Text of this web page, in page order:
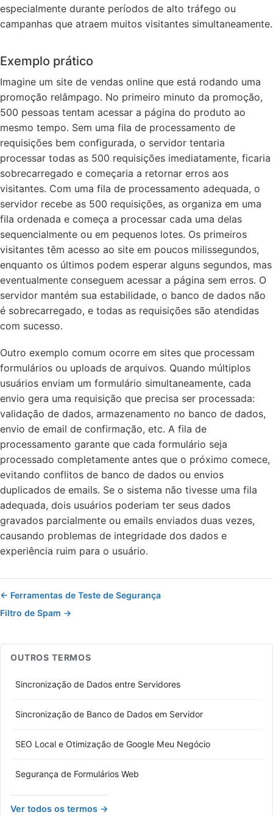
especialmente durante períodos de alto tráfego ou
campanhas que atraem muitos visitantes simultaneamente.
Exemplo prático
Imagine um site de vendas online que está rodando uma
promoção relâmpago. No primeiro minuto da promoção,
500 pessoas tentam acessar a página do produto ao
mesmo tempo. Sem uma fila de processamento de
requisições bem configurada, o servidor tentaria
processar todas as 500 requisições imediatamente, ficaria
sobrecarregado e começaria a retornar erros aos
visitantes. Com uma fila de processamento adequada, o
servidor recebe as 500 requisições, as organiza em uma
fila ordenada e começa a processar cada uma delas
sequencialmente ou em pequenos lotes. Os primeiros
visitantes têm acesso ao site em poucos milissegundos,
enquanto os últimos podem esperar alguns segundos, mas
eventualmente conseguem acessar a página sem erros. O
servidor mantém sua estabilidade, o banco de dados não
é sobrecarregado, e todas as requisições são atendidas
com sucesso.
Outro exemplo comum ocorre em sites que processam
formulários ou uploads de arquivos. Quando múltiplos
usuários enviam um formulário simultaneamente, cada
envio gera uma requisição que precisa ser processada:
validação de dados, armazenamento no banco de dados,
envio de email de confirmação, etc. A fila de
processamento garante que cada formulário seja
processado completamente antes que o próximo comece,
evitando conflitos de banco de dados ou envios
duplicados de emails. Se o sistema não tivesse uma fila
adequada, dois usuários poderiam ter seus dados
gravados parcialmente ou emails enviados duas vezes,
causando problemas de integridade dos dados e
experiência ruim para o usuário.
← Ferramentas de Teste de Segurança
Filtro de Spam →
OUTROS TERMOS
Sincronização de Dados entre Servidores
Sincronização de Banco de Dados em Servidor
SEO Local e Otimização de Google Meu Negócio
Segurança de Formulários Web
Ver todos os termos →